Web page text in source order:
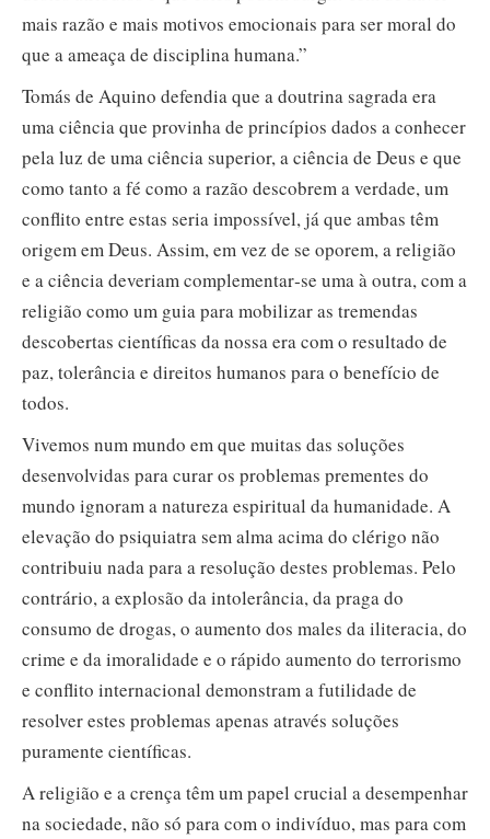
mais razão e mais motivos emocionais para ser moral do
que a ameaça de disciplina humana.”
Tomás de Aquino defendia que a doutrina sagrada era
uma ciência que provinha de princípios dados a conhecer
pela luz de uma ciência superior, a ciência de Deus e que
como tanto a fé como a razão descobrem a verdade, um
conflito entre estas seria impossível, já que ambas têm
origem em Deus. Assim, em vez de se oporem, a religião
e a ciência deveriam complementar‑se uma à outra, com a
religião como um guia para mobilizar as tremendas
descobertas científicas da nossa era com o resultado de
paz, tolerância e direitos humanos para o benefício de
todos.
Vivemos num mundo em que muitas das soluções
desenvolvidas para curar os problemas prementes do
mundo ignoram a natureza espiritual da humanidade. A
elevação do psiquiatra sem alma acima do clérigo não
contribuiu nada para a resolução destes problemas. Pelo
contrário, a explosão da intolerância, da praga do
consumo de drogas, o aumento dos males da iliteracia, do
crime e da imoralidade e o rápido aumento do terrorismo
e conflito internacional demonstram a futilidade de
resolver estes problemas apenas através soluções
puramente científicas.
A religião e a crença têm um papel crucial a desempenhar
na sociedade, não só para com o indivíduo, mas para com